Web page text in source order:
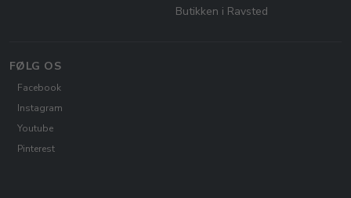
Butikken i Ravsted
FØLG OS
Facebook
Instagram
Youtube
Pinterest